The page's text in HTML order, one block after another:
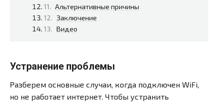
Альтернативные причины
Заключение
Видео
Устранение проблемы
Разберем основные случаи, когда подключен WiFi,
но не работает интернет. Чтобы устранить